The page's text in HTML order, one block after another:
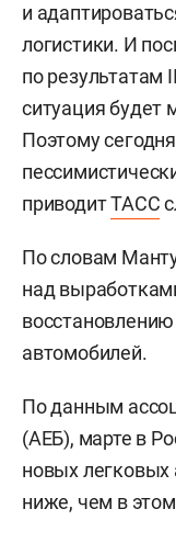
и
логистики. И
по результатам
ситуация будет
Поэтому
приводитТАСС
По словам
над
автомобилей.
По данным
(АЕБ), марте в
новых легковых
ниже, чем в